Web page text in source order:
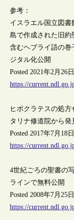
参考：
イスラエル国立図書
島で作成された旧約
含むヘブライ語の巻
ジタル化公開
Posted 2021年2月26日
https://
ヒポクラテスの処
タリナ修道院から発
Posted 2017年7月18日
https://
4世紀ごろの聖書の
ラインで無料公開
Posted 2008年7月25日
https://